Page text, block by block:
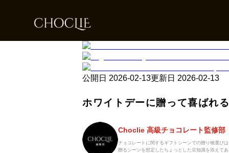
公開日 2026-02-13更新日 2026-02-13
ホワイトデーに贈って喜ばれ
Choclie 高級チョコレート監修部
チョコレートに関するギフトシーンでの贈り物選びは
贈るシーンを想定したちょっとした豆知識を添えて